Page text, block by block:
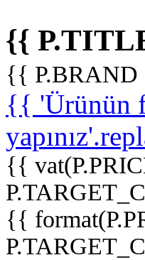
{{
{{
{{ 'Ürünün
{{
{{